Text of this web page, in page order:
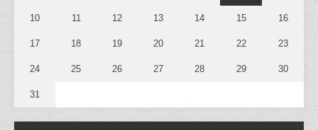
10 11 12 13 14 15 16
17 18 19 20 21 22 23
24 25 26 27 28 29 30
31